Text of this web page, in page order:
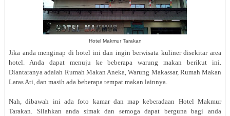
Hotel Makmur Tarakan
Jika anda menginap di hotel ini dan ingin berwisata kuliner disekitar area
hotel. Anda dapat menuju ke beberapa warung makan berikut ini.
Diantaranya adalah Rumah Makan Aneka, Warung Makassar, Rumah Makan
Laras Ati, dan masih ada beberapa tempat makan lainnya.
Nah, dibawah ini ada foto kamar dan map keberadaan Hotel Makmur
Tarakan. Silahkan anda simak dan semoga dapat berguna bagi anda